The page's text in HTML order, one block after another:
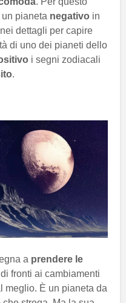
pianeta negativo in
dettagli per capire
di uno dei pianeti dello
i segni zodiacali
.
a prendere le
fronti ai cambiamenti
meglio. È un pianeta da